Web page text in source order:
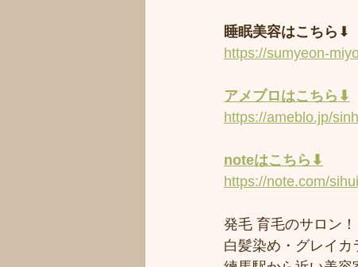
睡眠美容はこちら ⬇︎
https://sumyeon-
アメブロはこちら⬇︎
https://ameblo.jp/
noteはこちら⬇︎
https://note.com/
発毛 育毛のサロン
白髪染め・グレイ